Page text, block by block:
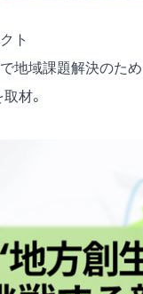
ト
地域課題解決のた
材。